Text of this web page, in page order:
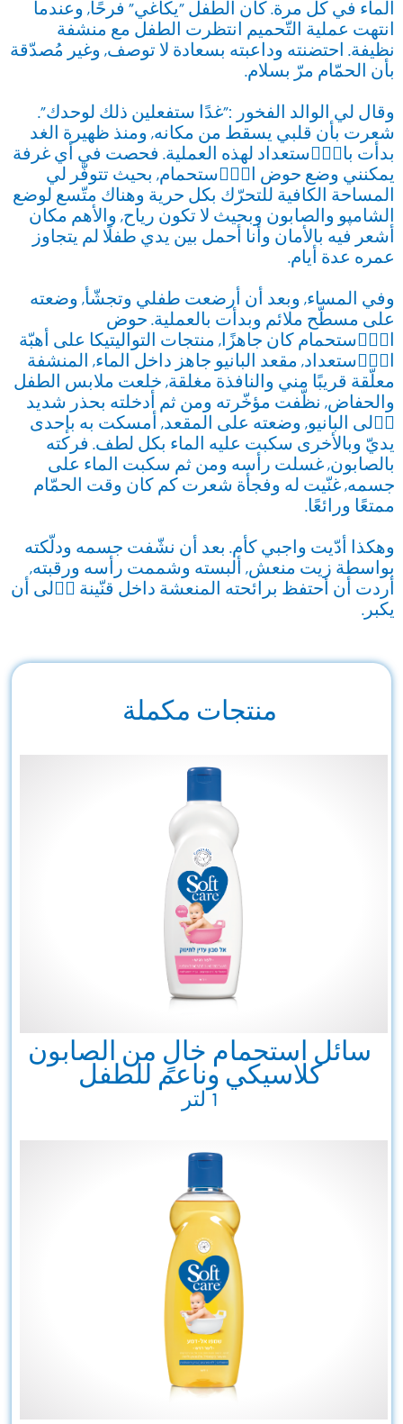
الماء في كل مرة. كان الطفل "يكاغي" فرحًا, وعندما
انتهت عملية التّحميم انتظرت الطفل مع منشفة
نظيفة. احتضنته وداعبته بسعادة لا توصف, وغير مُصدّقة
بأن الحمّام مرّ بسلام.
وقال لي الوالد الفخور :"غدًا ستفعلين ذلك لوحدك".
شعرت بأن قلبي يسقط من مكانه, ومنذ ظهيرة الغد
بدأت بالاٟستعداد لهذه العملية. فحصت في أي غرفة
يمكنني وضع حوض الاٟستحمام, بحيث تتوفّر لي
المساحة الكافية للتحرّك بكل حرية وهناك متّسع لوضع
الشامپو والصابون وبحيث لا تكون رياح, والأهم مكان
أشعر فيه بالأمان وأنا أحمل بين يدي طفلًا لم يتجاوز
عمره عدة أيام.
وفي المساء, وبعد أن أرضعت طفلي وتجشّأ, وضعته
على مسطّح ملائم وبدأت بالعملية. حوض
الاٟستحمام كان جاهزًا, منتجات التواليتيكا على أهبّة
الاٟستعداد, مقعد البانيو جاهز داخل الماء, المنشفة
معلّقة قريبًا مني والنافذة مغلقة, خلعت ملابس الطفل
والحفاض, نظّفت مؤخّرته ومن ثم أدخلته بحذر شديد
اٟلى البانيو, وضعته على المقعد, أمسكت به بإحدى
يديّ وبالأخرى سكبت عليه الماء بكل لطف. فركته
بالصابون, غسلت رأسه ومن ثم سكبت الماء على
جسمه, غنّيت له وفجأة شعرت كم كان وقت الحمّام
ممتعًا ورائعًا.
وهكذا أدّيت واجبي كأم. بعد أن نشّفت جسمه ودلّكته
بواسطة زيت منعش, ألبسته وشممت رأسه ورقبته,
أردت أن أحتفظ برائحته المنعشة داخل قنّينة اٟلى أن
يكبر.
منتجات مكملة
سائل استحمام خالٍ من الصابون
كلاسيكي وناعم للطفل
1 لتر